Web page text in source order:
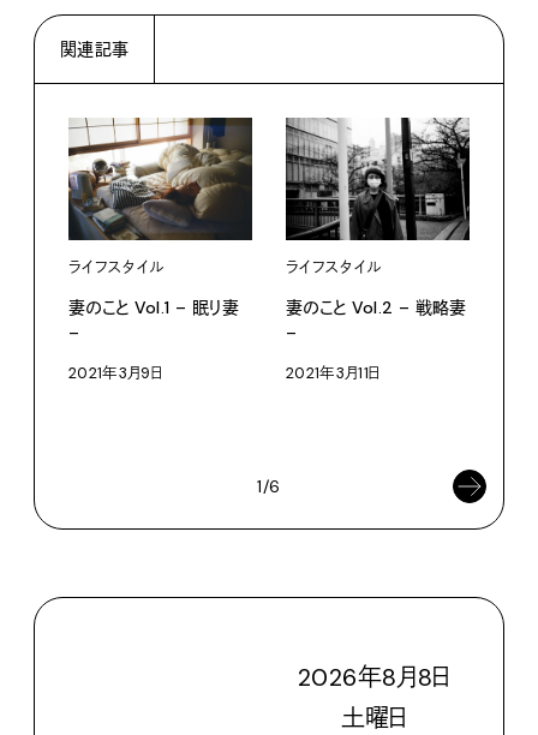
関連記事
ライフスタイル
妻のこと Vol.1 – 眠り妻
–
2021年3月9日
ライフスタイル
妻のこと Vol.2 – 戦略妻
–
2021年3月11日
1/6
2026年8月8日
土曜日